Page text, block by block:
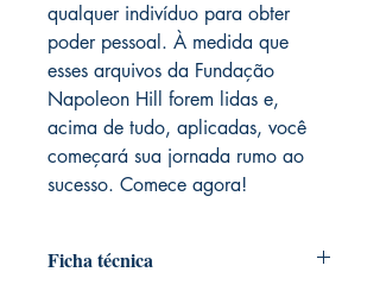
qualquer indivíduo para obter
poder pessoal. À medida que
esses arquivos da Fundação
Napoleon Hill forem lidas e,
acima de tudo, aplicadas, você
começará sua jornada rumo ao
sucesso. Comece agora!
Ficha técnica